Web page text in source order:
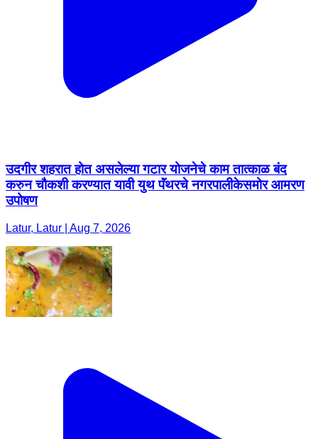
उदगीर शहरात होत असलेल्या गटार योजनेचे काम तात्काळ बंद
करुन चौकशी करण्यात यावी युथ पॅंथरचे नगरपालीकेसमोर आमरण
उपोषण
Latur, Latur | Aug 7, 2026